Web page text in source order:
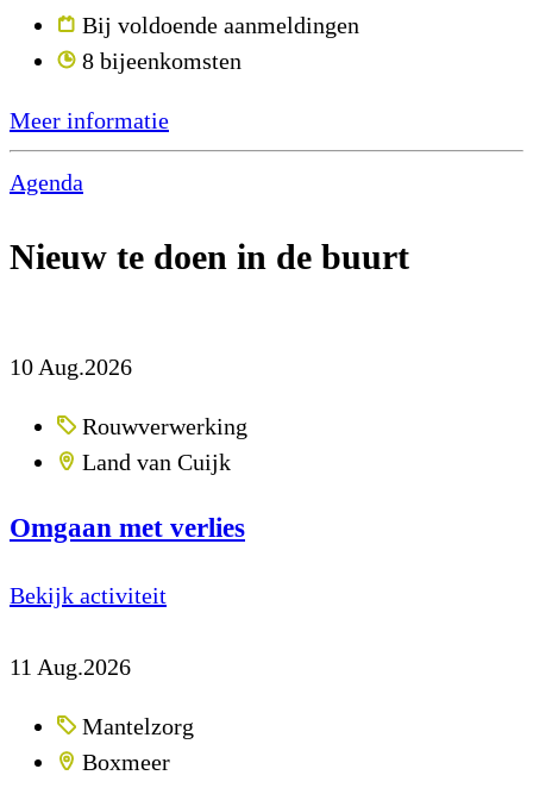
Bij voldoende aanmeldingen
8 bijeenkomsten
Meer informatie
Agenda
Nieuw te doen in de buurt
10 Aug.2026
Rouwverwerking
Land van Cuijk
Omgaan met verlies
Bekijk activiteit
11 Aug.2026
Mantelzorg
Boxmeer